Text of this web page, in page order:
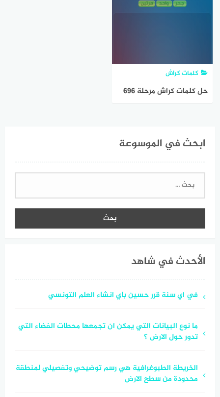
كلمات كراش
حل كلمات كراش مرحلة 696
ابحث في الموسوعة
البحث
الأحدث في شاهد
في اي سنة قرر حسين باي انشاء العلم التونسي
ما نوع البيانات التي يمكن ان تجمعها محطات الفضاء التي
تدور حول الارض ؟
الخريطة الطبوغرافية هي رسم توضيحي وتفصيلي لمنطقة
محدودة من سطح الارض